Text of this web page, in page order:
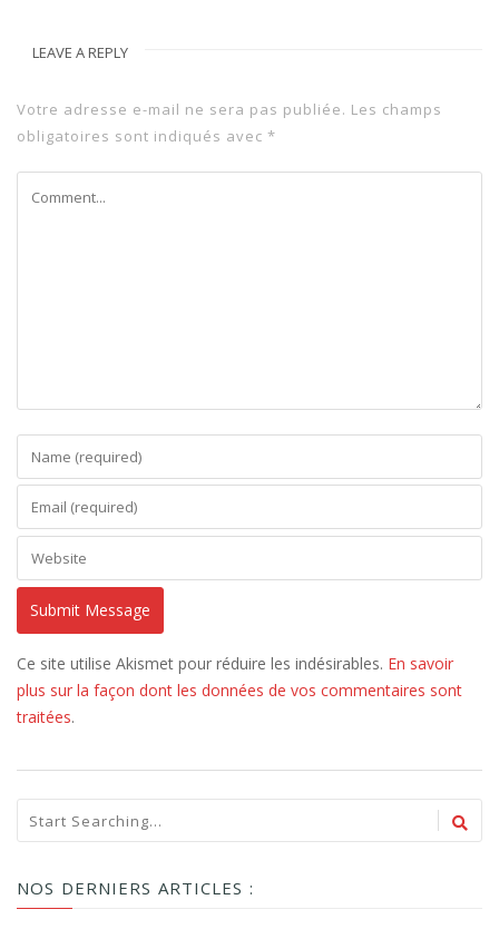
LEAVE A REPLY
Votre adresse e-mail ne sera pas publiée. Les champs
obligatoires sont indiqués avec *
Ce site utilise Akismet pour réduire les indésirables. En savoir
plus sur la façon dont les données de vos commentaires sont
traitées.
NOS DERNIERS ARTICLES :